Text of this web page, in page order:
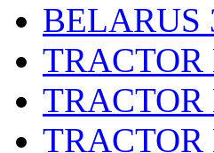
BELARUS
TRACTOR